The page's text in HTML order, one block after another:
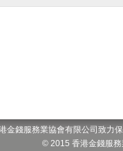
金錢服務業協會有限公司致力
© 2015 香港金錢服